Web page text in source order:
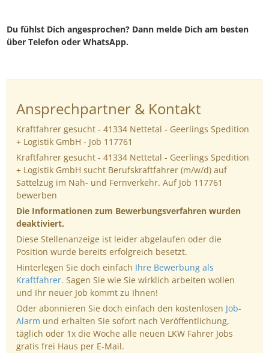
Du fühlst Dich angesprochen? Dann melde Dich am besten
über Telefon oder WhatsApp.
Ansprechpartner & Kontakt
Kraftfahrer gesucht - 41334 Nettetal - Geerlings Spedition
+ Logistik GmbH - Job 117761
Kraftfahrer gesucht - 41334 Nettetal - Geerlings Spedition
+ Logistik GmbH sucht Berufskraftfahrer (m/w/d) auf
Sattelzug im Nah- und Fernverkehr. Auf Job 117761
bewerben
Die Informationen zum Bewerbungsverfahren wurden
deaktiviert.
Diese Stellenanzeige ist leider abgelaufen oder die
Position wurde bereits erfolgreich besetzt.
Hinterlegen Sie doch einfach Ihre Bewerbung als
Kraftfahrer. Sagen Sie wie Sie wirklich arbeiten wollen
und Ihr neuer Job kommt zu Ihnen!
Oder abonnieren Sie doch einfach den kostenlosen Job-
Alarm und erhalten Sie sofort nach Veröffentlichung,
täglich oder 1x die Woche alle neuen LKW Fahrer Jobs
gratis frei Haus per E-Mail.